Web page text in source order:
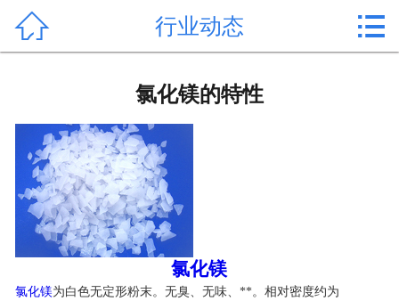
作用用途
 行业动态 
氯化镁的特性
氯化镁
氯化镁为白色无定形粉末。无臭、无味、**。相对密度约为